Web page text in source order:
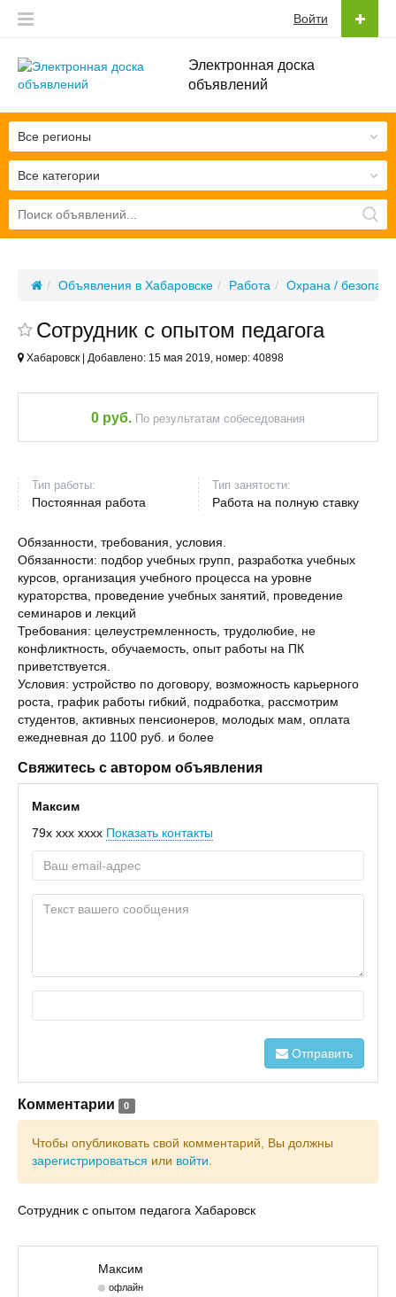
Электронная доска
объявлений
Войти
Все категории
Все регионы
Объявления в Хабаровске Работа Охрана /
Сотрудник с опытом педагога
Хабаровск | Добавлено: 15 мая 2019, номер: 40898
0 руб. По результатам собеседования
Тип работы:
Постоянная работа
Тип занятости:
Работа на полную ставку
Обязанности, требования, условия.
Обязанности: подбор учебных групп, разработка учебных
курсов, организация учебного процесса на уровне
кураторства, проведение учебных занятий, проведение
семинаров и лекций
Требования: целеустремленность, трудолюбие, не
конфликтность, обучаемость, опыт работы на ПК
приветствуется.
Условия: устройство по договору, возможность карьерного
роста, график работы гибкий, подработка, рассмотрим
студентов, активных пенсионеров, молодых мам, оплата
ежедневная до 1100 руб. и более
Свяжитесь с автором объявления
Максим
79x xxx xxxx Показать контакты
Отправить
Комментарии 0
Чтобы опубликовать свой комментарий, Вы должны
зарегистрироваться или войти
Сотрудник с опытом педагога Хабаровск
Максим
офлайн